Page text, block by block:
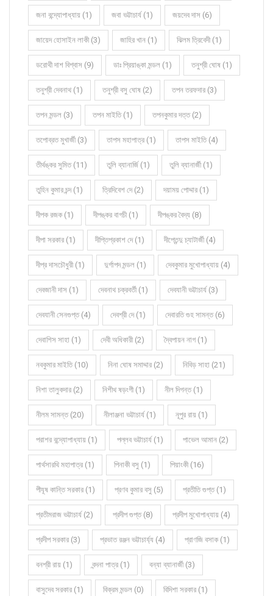
জনা বন্দ্যোপাধ্যায় (1) জবা ভট্টাচার্য (1) জয়দেব দাস (6)
জায়েদ হোসাইন লাকী (3) জাহির খান (1) ঝিলম ত্রিবেদী (1)
ডরোথী দাশ বিশ্বাস (9) ডাঃ প্রিয়াঙ্কা মন্ডল (1) তনুশ্রী ঘোষ (1)
তনুশ্রী দেবনাথ (1) তনুশ্রী বসু ঘোষ (2) তপন তরফদার (3)
তপন মন্ডল (3) তপন মাইতি (1) তপনকুমার দত্ত (2)
তপোব্রত মুখার্জী (3) তাপস মহাপাত্র (1) তাপস মাইতি (4)
তীর্থঙ্কর সুমিত (11) তুলি ব্যানার্জি (1) তুলি ব্যানার্জী (1)
তুহিন কুমার চন্দ (1) ত্রিদিবেশ দে (2) দয়াময় পোদ্দার (1)
দীপক রজক (1) দীপঙ্কর বাগচী (1) দীপঙ্কর বৈদ্য (8)
দীপা সরকার (1) দীপ্তিপ্রকাশ দে (1) দীপ্তেন্দু চ্যাটার্জী (4)
দীপ্র দাসচৌধুরী (1) দুর্গাপদ মন্ডল (1) দেবকুমার মুখোপাধ্যায় (4)
দেবজানী দাস (1) দেবনাথ চক্রবর্তী (1) দেবযানী ভট্টাচার্য (3)
দেবযানী সেনগুপ্ত (4) দেবশ্রী দে (1) দেবারতি গুহ সামন্ত (6)
দেবাশিস সাহা (1) দেবী অধিকারী (2) দ্বৈপায়ন নাগ (1)
নবকুমার মাইতি (10) নিনা ঘোষ সমাদ্দার (2) নিবিড় সাহা (21)
নিশা তালুকদার (2) নিশীথ ষড়ংগী (1) নীল দিগন্ত (1)
নীলম সামন্ত (20) নীলাঞ্জনা ভট্টাচার্য (1) নূপুর রায় (1)
পরাশর বন্দ্যোপাধ্যায় (1) পল্লব ভট্টাচার্য (1) পাভেল আমান (2)
পার্থসারথি মহাপাত্র (1) পিনাকী বসু (1) পিয়াংকী (16)
পীযূষ কান্তি সরকার (1) প্রণব কুমার বসু (5) প্রতীতি গুপ্ত (1)
প্রতীমরাজ ভট্টাচার্য (2) প্রদীপ গুপ্ত (8) প্রদীপ মুখোপাধ্যায় (4)
প্রদীপ সরকার (3) প্রভাত রঞ্জন ভট্টাচার্য্য (4) প্রাণজি বসাক (1)
বনশ্রী রায় (1) বন্দনা পাত্র (1) বন্যা ব্যানার্জী (3)
বাসুদেব সরকার (1) বিক্রম মন্ডল (0) বিদিশা সরকার (1)